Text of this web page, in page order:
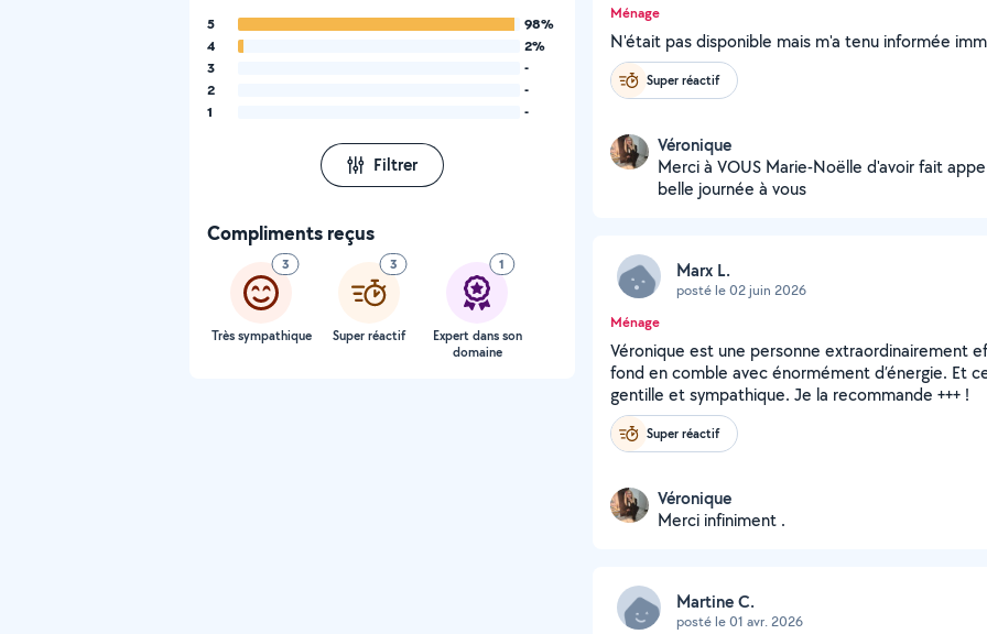
5
98%
4
2%
3
-
2
-
1
-
Filtrer
Compliments reçus
3
Très sympathique
3
Super réactif
1
Expert dans son
domaine
Ménage
N'était pas disponible mais m'a tenu informée
Super réactif
Véronique
Merci à VOUS Marie-Noëlle d'avoir fait
belle journée à vous
Marx L.
posté le 02 juin 2026
Ménage
Véronique est une personne extraordinairement
fond en comble avec énormément d’énergie. Et
gentille et sympathique. Je la recommande +++ !
Super réactif
Véronique
Merci infiniment .
Martine C.
posté le 01 avr. 2026